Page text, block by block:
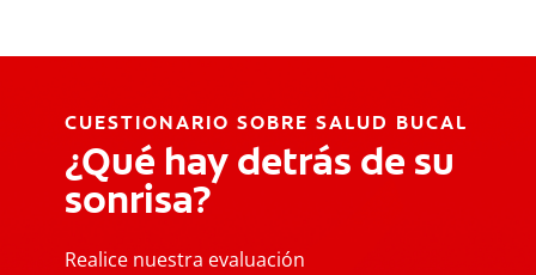
CUESTIONARIO SOBRE SALUD BUCAL
¿Qué hay detrás de su
sonrisa?
Realice nuestra evaluación